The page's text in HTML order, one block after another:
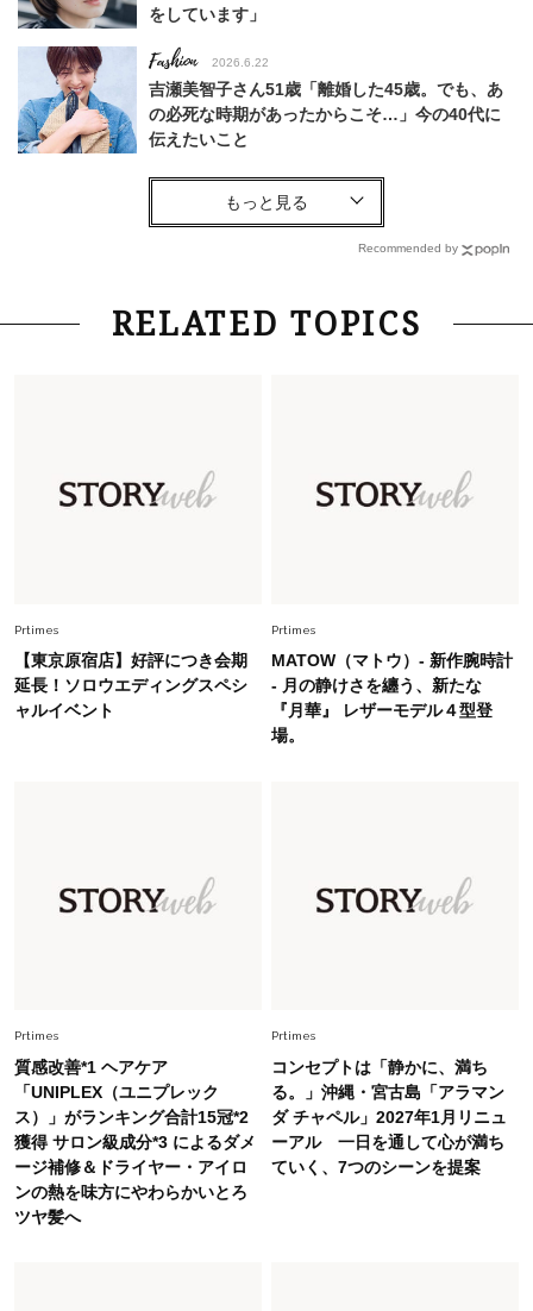
をしています」
Fashion 2026.6.22
吉瀬美智子さん51歳「離婚した45歳。でも、あ
の必死な時期があったからこそ…」今の40代に
伝えたいこと
Fashion
【40代コンサバ派】白Tシャツは「パール×ゴー
Lifestyle 2026.7.29
「お若いですね」は褒め言葉？“若い＝美しい”と
上野千鶴子先生が問い直す“理想の老後”の呪縛
【ジェンダー連載23】
Lifestyle 2026.5.22
梅宮アンナさん 電撃婚から1年、家族の価値観
を育み中「理想の暮らしよりも今の心地よさを選
Fashion
40代の夏通勤はこれ１着！「きちんと感」も
「オシャレ」も整うトレンドトップス〈4選〉
Fashion 2026.6.26
Recommended by
RELATED TOPICS
Prtimes
【東京原宿店】好評につき会期
延長！ソロウエディングスペシ
ャルイベント
Prtimes
MATOW（マトウ）- 新作腕時計
- 月の静けさを纏う、新たな
『月華』 レザーモデル４型登
場。
Prtimes
質感改善*1 ヘアケア
「UNIPLEX（ユニプレック
ス）」がランキング合計15冠*2
獲得 サロン級成分*3 によるダメ
ージ補修＆ドライヤー・アイロ
ンの熱を味方にやわらかいとろ
ツヤ髪へ
Prtimes
コンセプトは「静かに、満ち
る。」沖縄・宮古島「アラマン
ダ チャペル」2027年1月リニュ
ーアル 一日を通して心が満ち
ていく、7つのシーンを提案